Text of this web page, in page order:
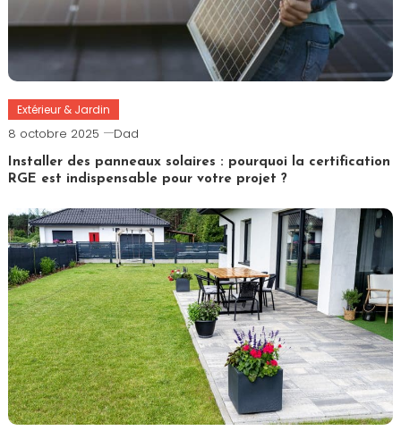
Extérieur & Jardin
8 octobre 2025 Dad
Installer des panneaux solaires : pourquoi la certification
RGE est indispensable pour votre projet ?